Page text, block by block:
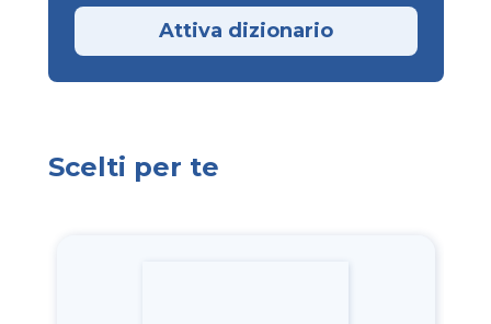
Attiva dizionario
Scelti per te